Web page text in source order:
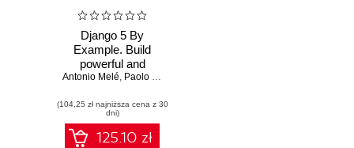
Django 5 By
Example. Build
powerful and
reliable Python
from scratch - Fifth
Edition
Antonio Melé, Paolo Melchiorre
(104,25 zł najniższa cena z 30
dni)
125.10 zł